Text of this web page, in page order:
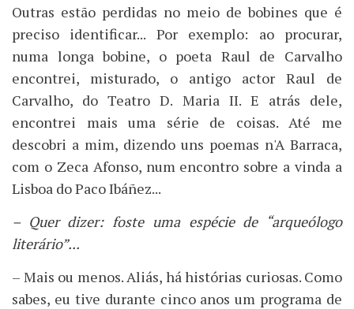
Outras estão perdidas no meio de bobines que é
preciso identificar... Por exemplo: ao procurar,
numa longa bobine, o poeta Raul de Carvalho
encontrei, misturado, o antigo actor Raul de
Carvalho, do Teatro D. Maria II. E atrás dele,
encontrei mais uma série de coisas. Até me
descobri a mim, dizendo uns poemas n'A Barraca,
com o Zeca Afonso, num encontro sobre a vinda a
Lisboa do Paco Ibáñez...
– Quer dizer: foste uma espécie de “arqueólogo
literário”...
– Mais ou menos. Aliás, há histórias curiosas. Como
sabes, eu tive durante cinco anos um programa de